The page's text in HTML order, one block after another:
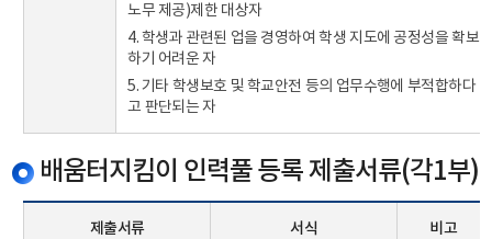
노무 제공)제한 대상자
4. 학생과 관련된 업을 경영하여 학생 지도에 공정성을 확보
하기 어려운 자
5. 기타 학생보호 및 학교안전 등의 업무수행에 부적합하다
고 판단되는 자
배움터지킴이 인력풀 등록 제출서류(각1부)
제출서류 서식 비고